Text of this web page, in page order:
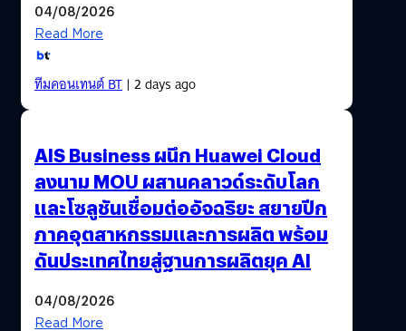
04/08/2026
Read More
ทีมคอนเทนต์ BT| 2 days ago
AIS Business ผนึก Huawei Cloud
ลงนาม MOU ผสานคลาวด์ระดับโลก
และโซลูชันเชื่อมต่ออัจฉริยะ สยายปีก
ภาคอุตสาหกรรมและการผลิต พร้อม
ดันประเทศไทยสู่ฐานการผลิตยุค AI
04/08/2026
Read More